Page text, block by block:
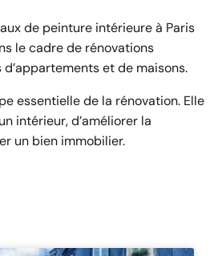
de peinture intérieure à Paris
le cadre de rénovations
et de maisons.
essentielle de la rénovation. Elle
intérieur, d’améliorer la
un bien immobilier.